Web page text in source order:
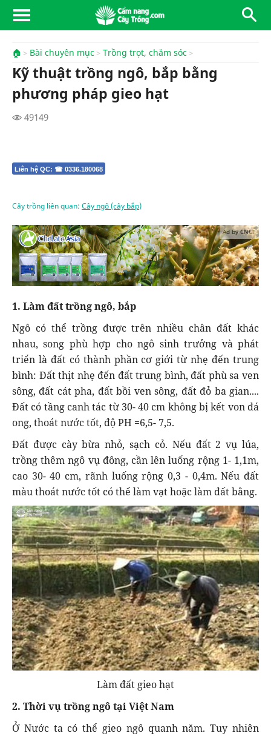
🏠 Bài chuyên mục Trồng trọt, chăm sóc
Kỹ thuật trồng ngô, bắp bằng
phương pháp gieo hạt
49149
Liên hệ QC: ☎ 0336.180068
Cây trồng liên quan: Cây ngô (cây bắp)
Ad by CNCT
1. Làm đất trồng ngô, bắp
Ngô có thể trồng được trên nhiều chân đất khác
nhau, song phù hợp cho ngô sinh trưởng và phát
triển là đất có thành phần cơ giới từ nhẹ đến trung
bình: Đất thịt nhẹ đến đất trung bình, đất phù sa ven
sông, đất cát pha, đất bồi ven sông, đất đỏ ba gian....
Đất có tầng canh tác từ 30- 40 cm không bị kết von đá
ong, thoát nước tốt, độ PH =6,5- 7,5.
Đất được cày bừa nhỏ, sạch cỏ. Nếu đất 2 vụ lúa,
trồng thêm ngô vụ đông, cần lên luống rộng 1- 1,1m,
cao 30- 40 cm, rãnh luống rộng 0,3 - 0,4m. Nếu đất
màu thoát nước tốt có thể làm vạt hoặc làm đất bằng.
Làm đất gieo hạt
2. Thời vụ trồng ngô tại Việt Nam
Ở Nước ta có thể gieo ngô quanh năm. Tuy nhiên